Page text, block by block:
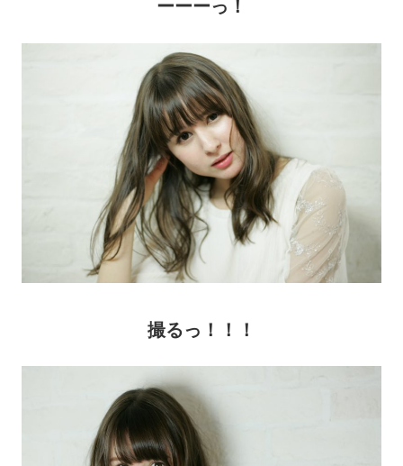
ーーーっ！
撮るっ！！！